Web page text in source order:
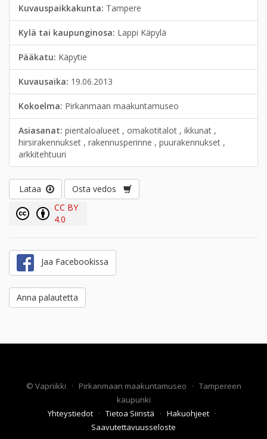
Kuvauspaikkakunta: Tampere
Kylä tai kaupunginosa: Lappi Käpylä
Pääkatu: Käpytie
Kuvausaika: 19.06.2013
Kokoelma: Pirkanmaan maakuntamuseo
Asiasanat: pientaloalueet , omakotitalot , ikkunat ,
hirsirakennukset , rakennusperinne , puurakennukset ,
arkkitehtuuri
Lataa
Osta vedos
CC BY
4.0
Jaa Facebookissa
Anna palautetta
© Vapriikki · Pirkanmaan maakuntamuseo · Tampereen
kaupunki
Yhteystiedot · Tietoa Siiristä · Hakuohjeet ·
Saavutettavuusseloste